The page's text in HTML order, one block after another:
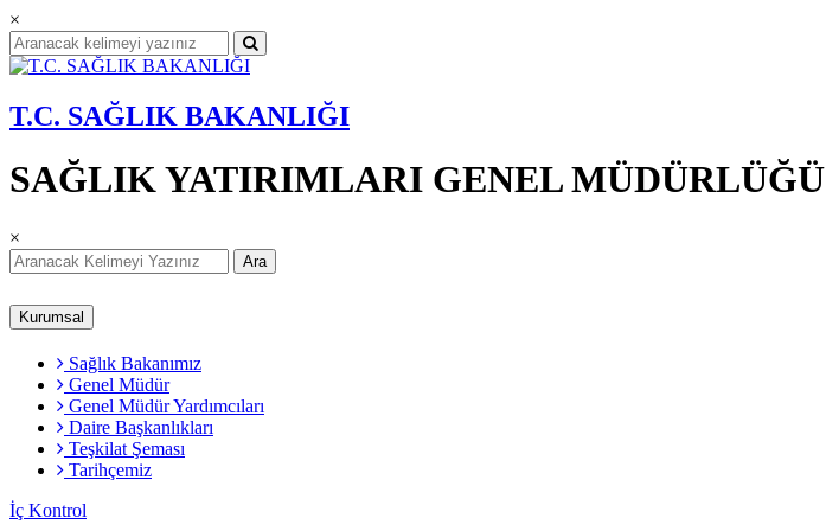
×
T.C. SAĞLIK BAKANLIĞI
SAĞLIK YATIRIMLARI GENEL MÜDÜRLÜĞÜ
×
Ara
Kurumsal
Sağlık Bakanımız
Genel Müdür
Genel Müdür Yardımcıları
Daire Başkanlıkları
Teşkilat Şeması
Tarihçemiz
İç Kontrol